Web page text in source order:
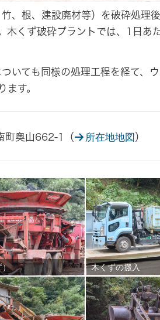
、根、建設廃材等）を破砕処理
木くず破砕プラントでは、1日あ
いても同様の処理工程を経て、
す。
町奥山662-1（ 所在地地図 ）
） 木くずの搬入